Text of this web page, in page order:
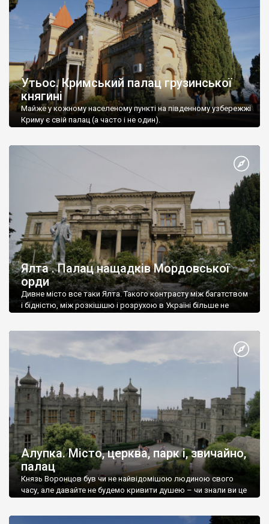
Утьос. Кримський палац грузинської
княгині
Майже у кожному населеному пункті на південному узбережжі
Криму є свій палац (а часто і не один).
Ялта . Палац нащадків Мордовської
орди
Дивне місто все таки Ялта. Такого контрасту між багатством
і бідністю, між розкішшю і розрухою в Україні більше не
Алупка. Місто, церква, парк і, звичайно,
палац
Князь Воронцов був чи не найвідомішою людиною свого
часу, але давайте не будемо кривити душею – чи знали ви це